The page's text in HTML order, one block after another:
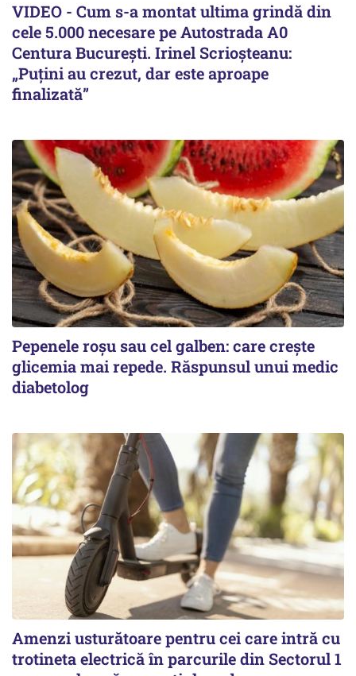
VIDEO - Cum s-a montat ultima grindă din
cele 5.000 necesare pe Autostrada A0
Centura București. Irinel Scrioșteanu:
„Puțini au crezut, dar este aproape
finalizată”
Pepenele roșu sau cel galben: care crește
glicemia mai repede. Răspunsul unui medic
diabetolog
Amenzi usturătoare pentru cei care intră cu
trotineta electrică în parcurile din Sectorul 1